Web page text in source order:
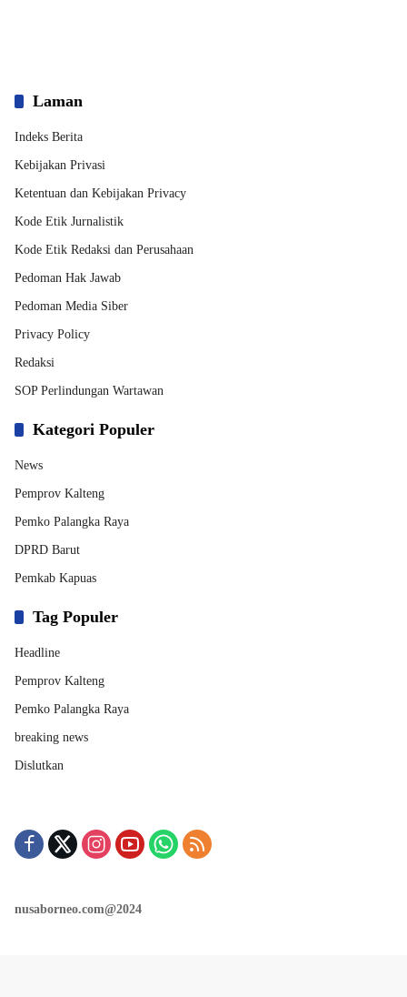
Laman
Indeks Berita
Kebijakan Privasi
Ketentuan dan Kebijakan Privacy
Kode Etik Jurnalistik
Kode Etik Redaksi dan Perusahaan
Pedoman Hak Jawab
Pedoman Media Siber
Privacy Policy
Redaksi
SOP Perlindungan Wartawan
Kategori Populer
News
Pemprov Kalteng
Pemko Palangka Raya
DPRD Barut
Pemkab Kapuas
Tag Populer
Headline
Pemprov Kalteng
Pemko Palangka Raya
breaking news
Dislutkan
nusaborneo.com@2024